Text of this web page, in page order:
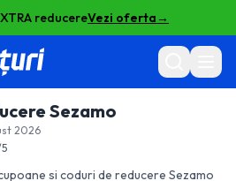
reducereVezi oferta→
Sezamo
2026
si coduri de reducere Sezamo